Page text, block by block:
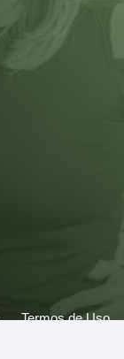
Termos de Uso